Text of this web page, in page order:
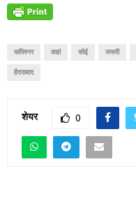
कमिश्नर कहां कोई जरूरी
हैदराबाद
शेयर 0